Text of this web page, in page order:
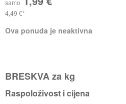
samo
4,49 €
Ova ponuda je neaktivna
BRESKVA za kg
Raspoloživost i cijena